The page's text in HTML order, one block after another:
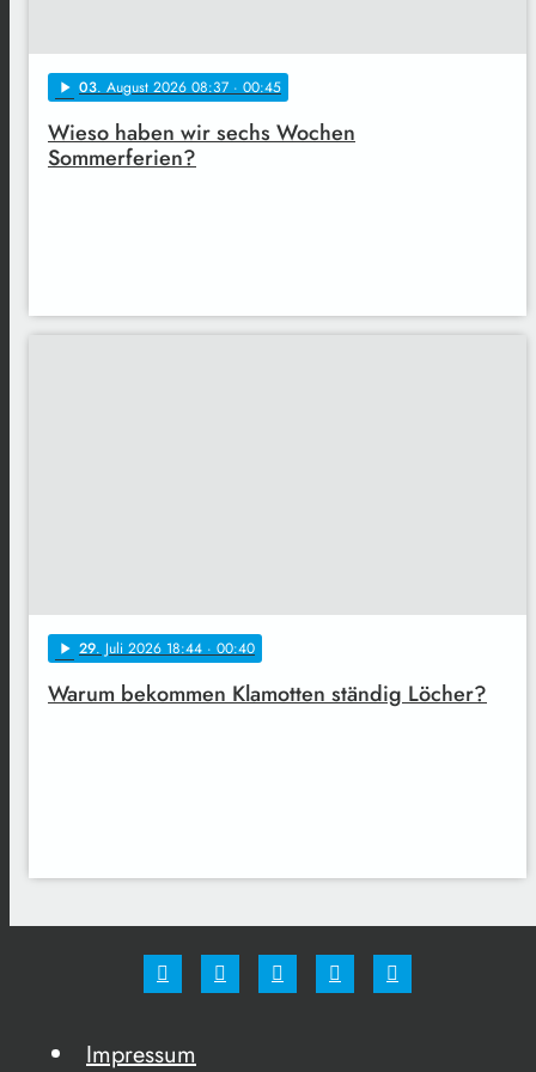
play_arrow 03. August 2026 08:37 · 00:45
Wieso haben wir sechs Wochen
Sommerferien?
play_arrow 29. Juli 2026 18:44 · 00:40
Warum bekommen Klamotten ständig Löcher?
Impressum